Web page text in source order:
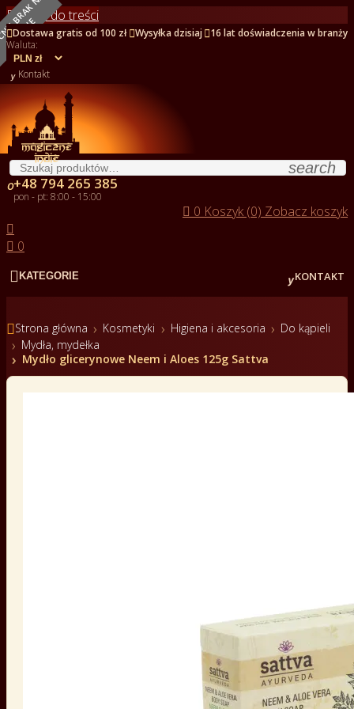
Przejdź do treści
Dostawa gratis od 100 zł Wysyłka dzisiaj 16 lat doświadczenia w branży
Waluta:
 Kontakt
search
+48 794 265 385
pon - pt: 8:00 - 15:00
 0 Koszyk (0) Zobacz koszyk

 0
 KATEGORIE KONTAKT
Strona główna Kosmetyki Higiena i akcesoria
Do kąpieli
Mydła, mydełka
Mydło glicerynowe Neem i Aloes 125g Sattva
E